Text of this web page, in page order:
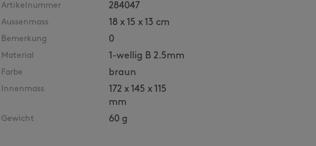
Artikelnummer 284047
Aussenmass 18 x 15 x 13 cm
Bemerkung 0
Material 1-wellig B 2.5mm
Farbe braun
Innenmass
172 x 145 x 115
mm
Gewicht 60 g